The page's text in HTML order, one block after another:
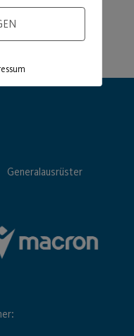
Generalausrüster